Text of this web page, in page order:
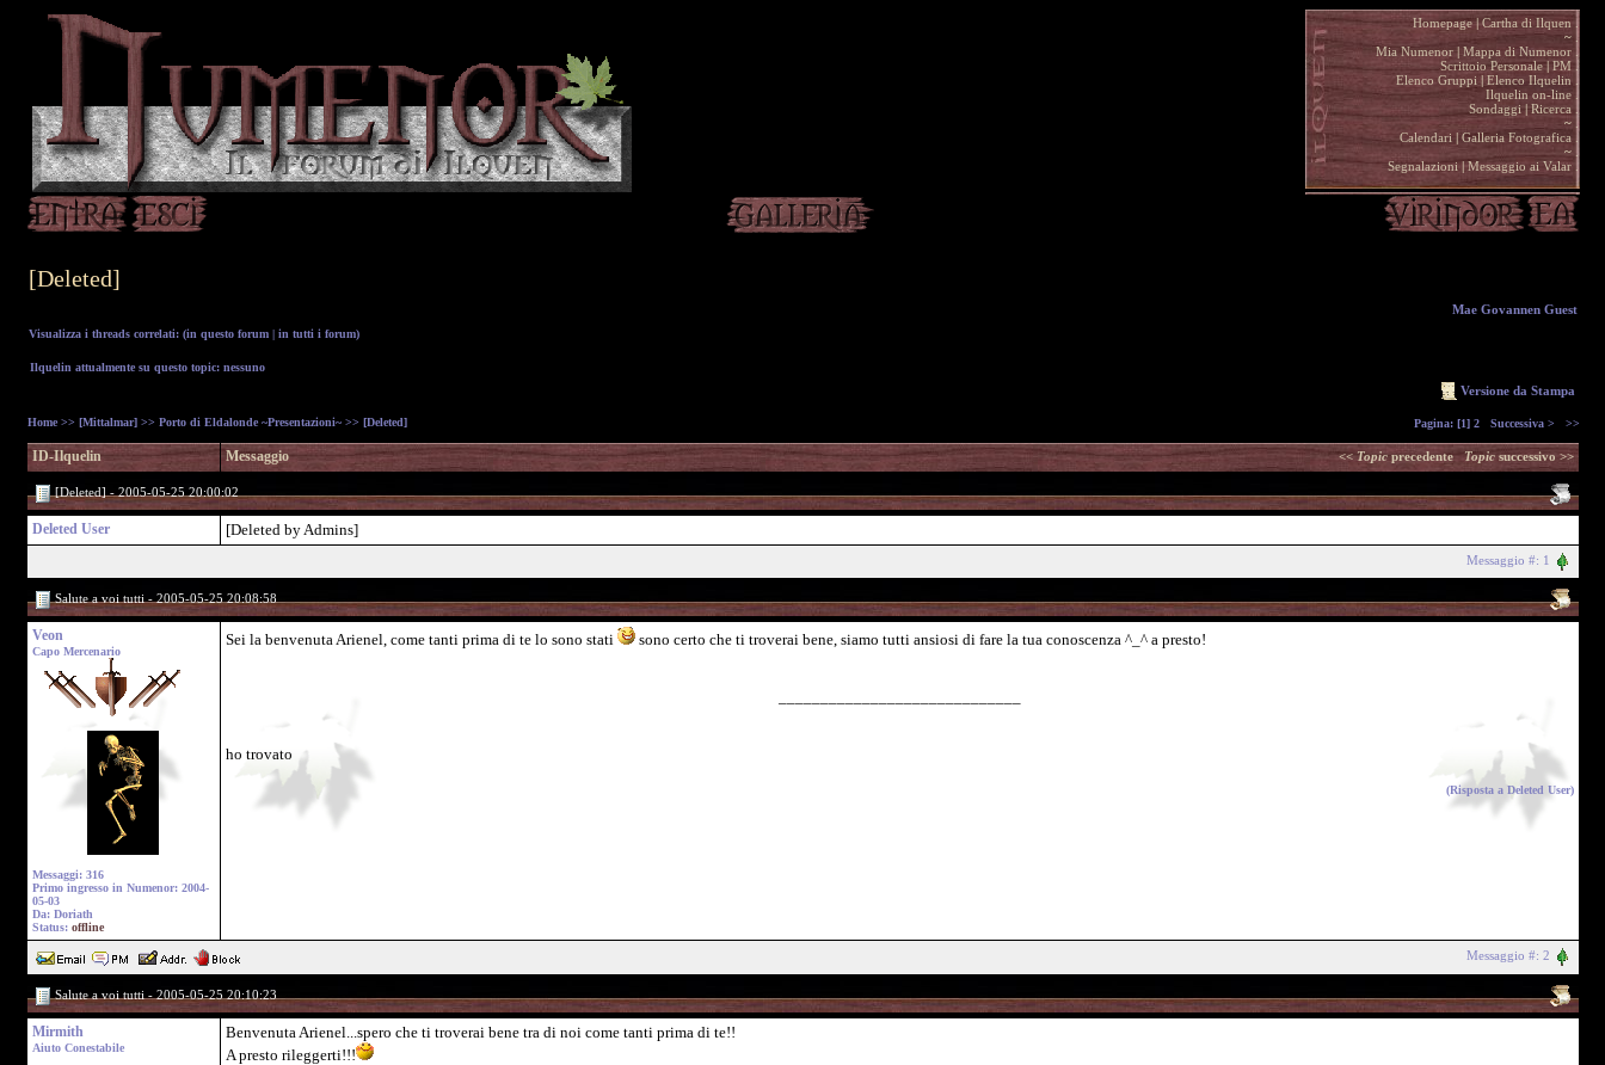
Homepage| Cartha di Ilquen .
~.
Mia Numenor | Mappa di Numenor .
Scrittoio Personale| PM .
Elenco Gruppi | Elenco Ilquelin .
Ilquelin on-line .
Sondaggi | Ricerca .
~.
Calendari | Galleria Fotografica .
~.
Segnalazioni| Messaggio ai Valar .
[Deleted]
Visualizza i threads correlati: (in questo forum| in tutti i forum)
Mae Govannen Guest
Ilquelin attualmente su questo topic: nessuno
Versione da Stampa
Home>> [Mittalmar]>> Porto di Eldalonde ~Presentazioni~>> [Deleted] Pagina: [1] 2 Successiva > >>
ID-Ilquelin Messaggio << Topicprecedente Topicsuccessivo >>
[Deleted] - 2005-05-25 20:00:02
Deleted User [Deleted by Admins]
Messaggio #: 1
Salute a voi tutti - 2005-05-25 20:08:58
Veon
Capo Mercenario
Messaggi: 316
Primo ingresso in Numenor: 2004-
05-03
Da: Doriath
Status: offline
Sei la benvenuta Arienel, come tanti prima di te lo sono stati sono certo che ti troverai bene, siamo tutti ansiosi di fare la tua conoscenza ^_^ a presto!
ho trovato
(Risposta a Deleted User)
Messaggio #: 2
Salute a voi tutti - 2005-05-25 20:10:23
Mirmith
Aiuto Conestabile
Benvenuta Arienel...spero che ti troverai bene tra di noi come tanti prima di te!!
A presto rileggerti!!!